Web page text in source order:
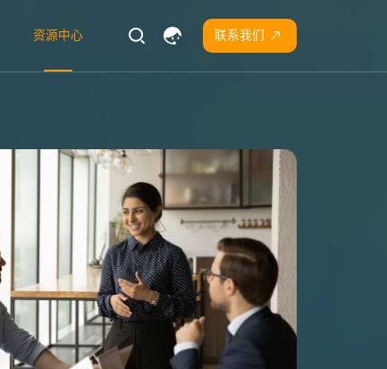
资源中心 联系我们